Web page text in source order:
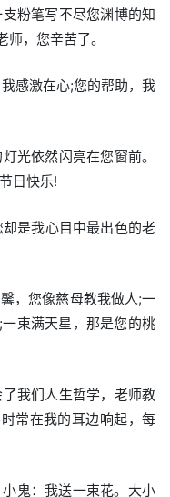
粉笔写不尽您渊博的知
，您辛苦了。
感激在心;您的帮助，我
光依然闪亮在您窗前。
日快乐!
是我心目中最出色的老
，您像慈母教我做人;一
束满天星，那是您的桃
我们人生哲学，老师教
常在我的耳边响起，每
鬼：我送一束花。大小